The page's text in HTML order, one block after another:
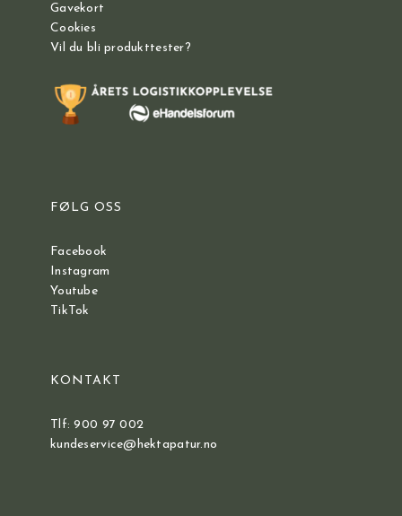
Gavekort
Cookies
Vil du bli produkttester?
FØLG OSS
Facebook
Instagram
Youtube
TikTok
KONTAKT
Tlf: 900 97 002
kundeservice@hektapatur.no